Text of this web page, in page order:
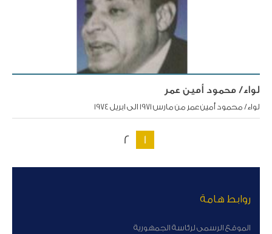
لواء/ محمود أمين عمر
لواء/ محمود أمين عمر من مارس 1971 الى ابريل 1974
1
2
روابط هامة
الموقع الرسمى لرئاسة الجمهورية